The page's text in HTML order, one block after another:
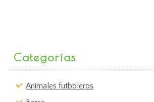
Categorías
Animales futboleros